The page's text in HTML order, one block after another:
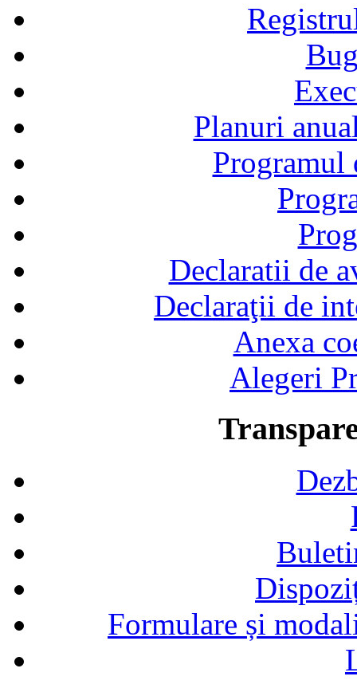
Planuri
Declaratii de
Declaraţii de
Anexa
Alegeri
Formulare și